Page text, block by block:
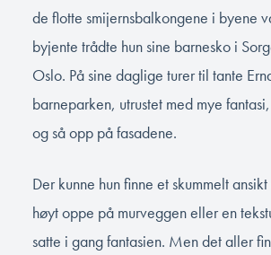
de flotte smijernsbalkongene i byene
byjente trådte hun sine barnesko i
Oslo. På sine daglige turer til tante
barneparken, utrustet med mye
og så opp på fasadene.
Der kunne hun finne et skummelt
høyt oppe på murveggen eller en
satte i gang fantasien. Men det aller